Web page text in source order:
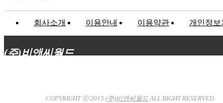
회사소개 이용안내 이용약관 개인정보
(주)비앤씨월드
COPYRIGHT ⓒ 2015 (주)비앤씨월드ALL RIGHT RESERVED.